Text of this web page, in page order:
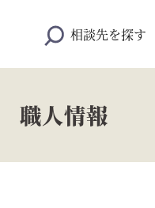
相談先を探す
職人情報